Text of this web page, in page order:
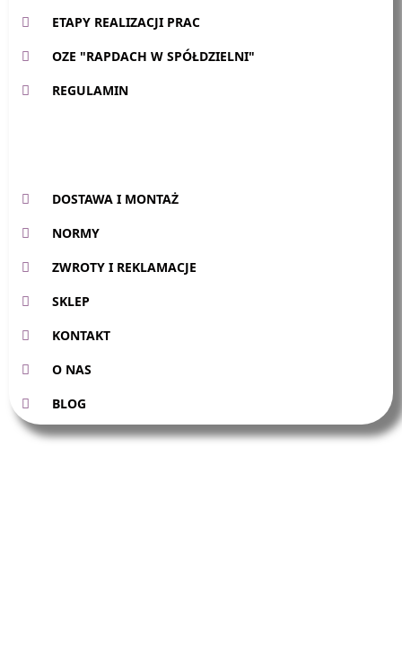
ETAPY REALIZACJI PRAC
OZE "RAPDACH W SPÓŁDZIELNI"
REGULAMIN
DOSTAWA I MONTAŻ
NORMY
ZWROTY I REKLAMACJE
SKLEP
KONTAKT
O NAS
BLOG